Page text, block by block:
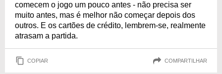
comecem o jogo um pouco antes - não precisa ser
muito antes, mas é melhor não começar depois dos
outros. E os cartões de crédito, lembrem-se, realmente
atrasam a partida.
COPIAR COMPARTILHAR